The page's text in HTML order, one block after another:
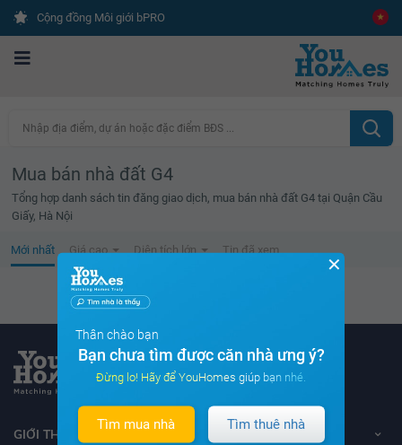
Cộng đồng Môi giới bPRO
Nhập địa điểm, dự án hoặc đặc điểm BĐS ...
Mua bán nhà đất G4
Tổng hợp danh sách tin đăng giao dịch, mua bán nhà đất G4 tại Quận Cầu
Giấy, Hà Nội
Mới nhất Giá cao Diện tích lớn Tin đã xem
Không tìm thấy tin bất động sản nào
GIỚI THIỆU VỀ YOUHOMES
✕
Thân chào bạn
Bạn chưa tìm được căn nhà ưng ý?
Đừng lo! Hãy để YouHomes giúp bạn nhé.
Tìm mua nhà Tìm thuê nhà